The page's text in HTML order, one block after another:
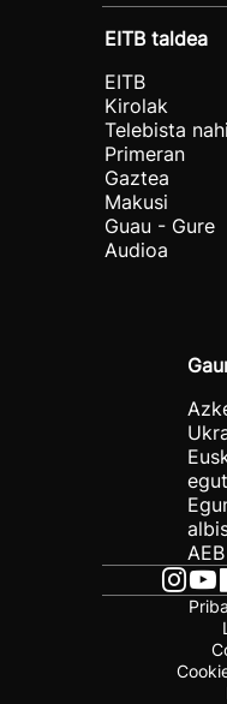
EITB taldea
EITB
Kirolak
Telebista
Primeran
Gaztea
Makusi
Guau - Gure
Audioa